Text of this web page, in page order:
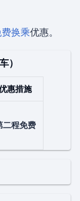
费换乘优惠。
）
惠措施
二程免费